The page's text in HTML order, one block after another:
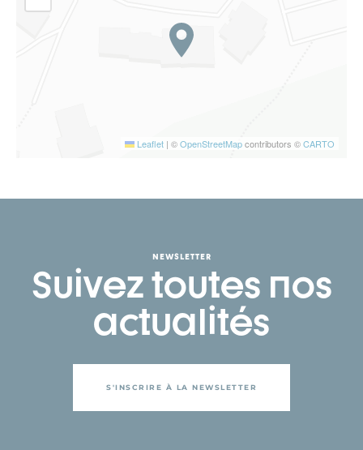
Leaflet | ©OpenStreetMapcontributors ©CARTO
NEWSLETTER
Suivez toutes nos
actualités
S'INSCRIRE À LA NEWSLETTER